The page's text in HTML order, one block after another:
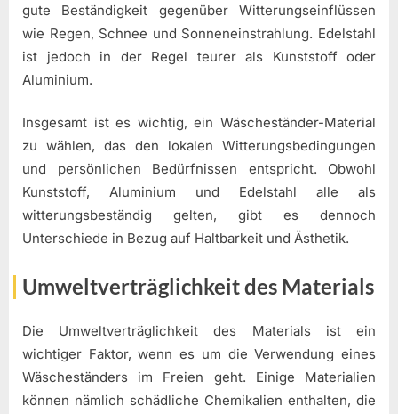
gute Beständigkeit gegenüber Witterungseinflüssen
wie Regen, Schnee und Sonneneinstrahlung. Edelstahl
ist jedoch in der Regel teurer als Kunststoff oder
Aluminium.
Insgesamt ist es wichtig, ein Wäscheständer-Material
zu wählen, das den lokalen Witterungsbedingungen
und persönlichen Bedürfnissen entspricht. Obwohl
Kunststoff, Aluminium und Edelstahl alle als
witterungsbeständig gelten, gibt es dennoch
Unterschiede in Bezug auf Haltbarkeit und Ästhetik.
Umweltverträglichkeit des Materials
Die Umweltverträglichkeit des Materials ist ein
wichtiger Faktor, wenn es um die Verwendung eines
Wäscheständers im Freien geht. Einige Materialien
können nämlich schädliche Chemikalien enthalten, die